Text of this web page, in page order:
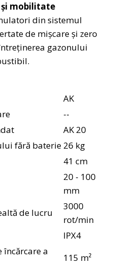
și mobilitate
din sistemul
de mișcare și zero
gazonului
AK
--
AK 20
fără baterie 26 kg
41 cm
20 - 100
mm
de lucru
3000
rot/min
IPX4
încărcare a
115 m²